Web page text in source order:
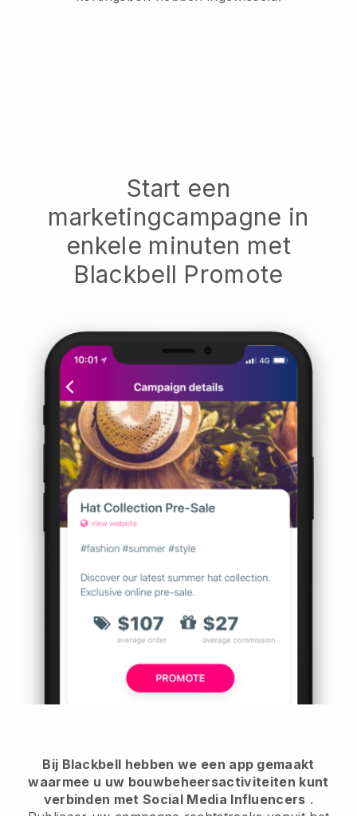
Start een
marketingcampagne in
enkele minuten met
Blackbell Promote
Bij Blackbell hebben we een app gemaakt
waarmee u uw bouwbeheersactiviteiten kunt
verbinden met Social Media Influencers .